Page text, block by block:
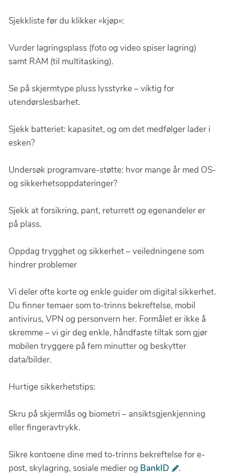
Sjekkliste før du klikker «kjøp»:
Vurder lagringsplass (foto og video spiser lagring)
samt RAM (til multitasking).
Se på skjermtype pluss lysstyrke – viktig for
utendørslesbarhet.
Sjekk batteriet: kapasitet, og om det medfølger lader i
esken?
Undersøk programvare-støtte: hvor mange år med OS-
og sikkerhetsoppdateringer?
Sjekk at forsikring, pant, returrett og egenandeler er
på plass.
Oppdag trygghet og sikkerhet – veiledningene som
hindrer problemer
Vi deler ofte korte og enkle guider om digital sikkerhet.
Du finner temaer som to-trinns bekreftelse, mobil
antivirus, VPN og personvern her. Formålet er ikke å
skremme – vi gir deg enkle, håndfaste tiltak som gjør
mobilen tryggere på fem minutter og beskytter
data/bilder.
Hurtige sikkerhetstips:
Skru på skjermlås og biometri – ansiktsgjenkjenning
eller fingeravtrykk.
Sikre kontoene dine med to-trinns bekreftelse for e-
post, skylagring, sosiale medier og BankID .